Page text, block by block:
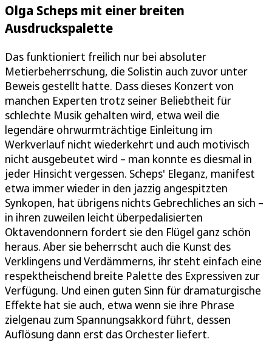
Olga Scheps mit einer breiten
Ausdruckspalette
Das funktioniert freilich nur bei absoluter
Metierbeherrschung, die Solistin auch zuvor unter
Beweis gestellt hatte. Dass dieses Konzert von
manchen Experten trotz seiner Beliebtheit für
schlechte Musik gehalten wird, etwa weil die
legendäre ohrwurmträchtige Einleitung im
Werkverlauf nicht wiederkehrt und auch motivisch
nicht ausgebeutet wird – man konnte es diesmal in
jeder Hinsicht vergessen. Scheps' Eleganz, manifest
etwa immer wieder in den jazzig angespitzten
Synkopen, hat übrigens nichts Gebrechliches an sich –
in ihren zuweilen leicht überpedalisierten
Oktavendonnern fordert sie den Flügel ganz schön
heraus. Aber sie beherrscht auch die Kunst des
Verklingens und Verdämmerns, ihr steht einfach eine
respektheischend breite Palette des Expressiven zur
Verfügung. Und einen guten Sinn für dramaturgische
Effekte hat sie auch, etwa wenn sie ihre Phrase
zielgenau zum Spannungsakkord führt, dessen
Auflösung dann erst das Orchester liefert.